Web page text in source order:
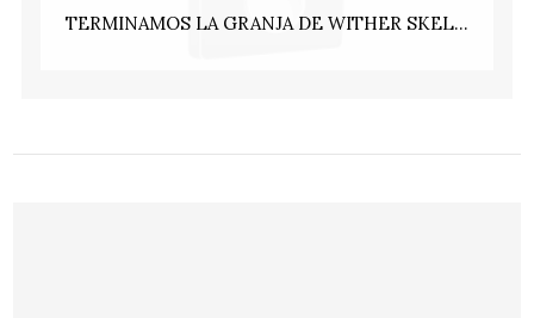
TERMINAMOS LA GRANJA DE WITHER SKEL...